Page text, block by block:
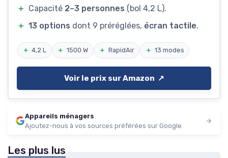
＋ Capacité 2–3 personnes (bol 4,2 L).
＋ 13 options dont 9 préréglées, écran tactile.
＋ 4,2 L ＋ 1500 W ＋ RapidAir ＋ 13 modes
Voir le prix sur Amazon ↗️
Appareils ménagers
Ajoutez-nous à vos sources préférées sur Google
Les plus lus